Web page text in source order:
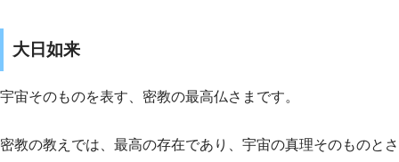
大日如来
宇宙そのものを表す、密教の最高仏さまです。
密教の教えでは、最高の存在であり、宇宙の真理そのものとさ